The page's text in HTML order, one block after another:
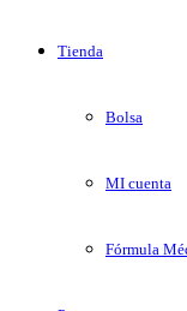
Tienda
Bolsa
MI cuenta
Fórmula